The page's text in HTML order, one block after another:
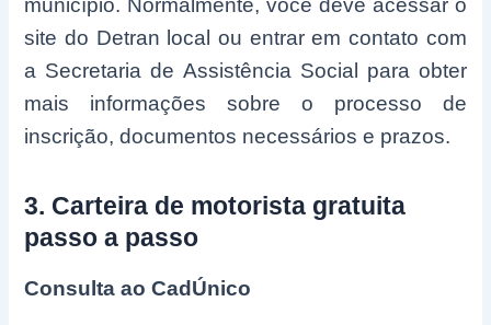
site do Detran local ou entrar em contato com
a Secretaria de Assistência Social para obter
mais informações sobre o processo de
inscrição, documentos necessários e prazos.
3. Carteira de motorista gratuita
passo a passo
Consulta ao CadÚnico